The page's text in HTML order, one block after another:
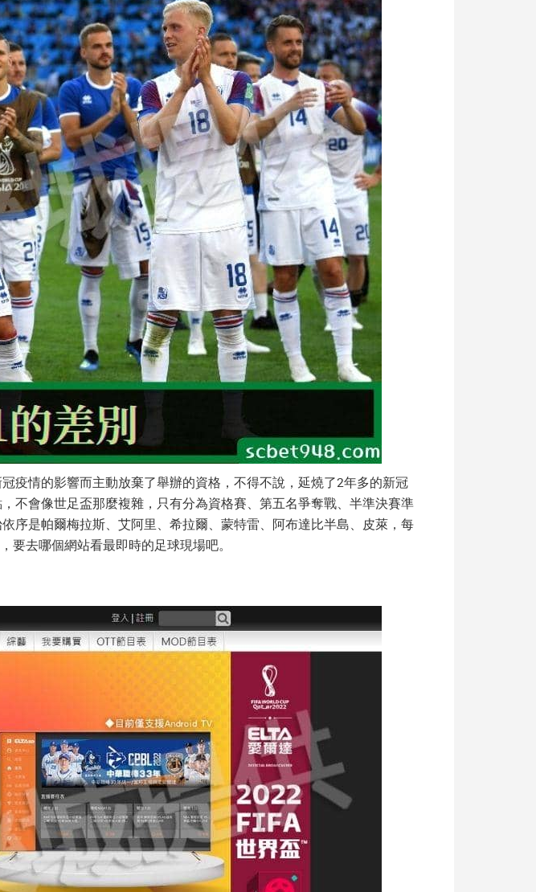
疫情的影響而主動放棄了舉辦的資格，不得不說，延燒了2年多的新冠
不會像世足盃那麼複雜，只有分為資格賽、第五名爭奪戰、半準決賽準
序是帕爾梅拉斯、艾阿里、希拉爾、蒙特雷、阿布達比半島、皮萊，每
去哪個網站看最即時的足球現場吧。